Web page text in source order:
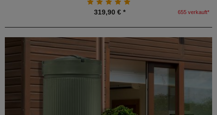
319,90 € * 655 verkauft*